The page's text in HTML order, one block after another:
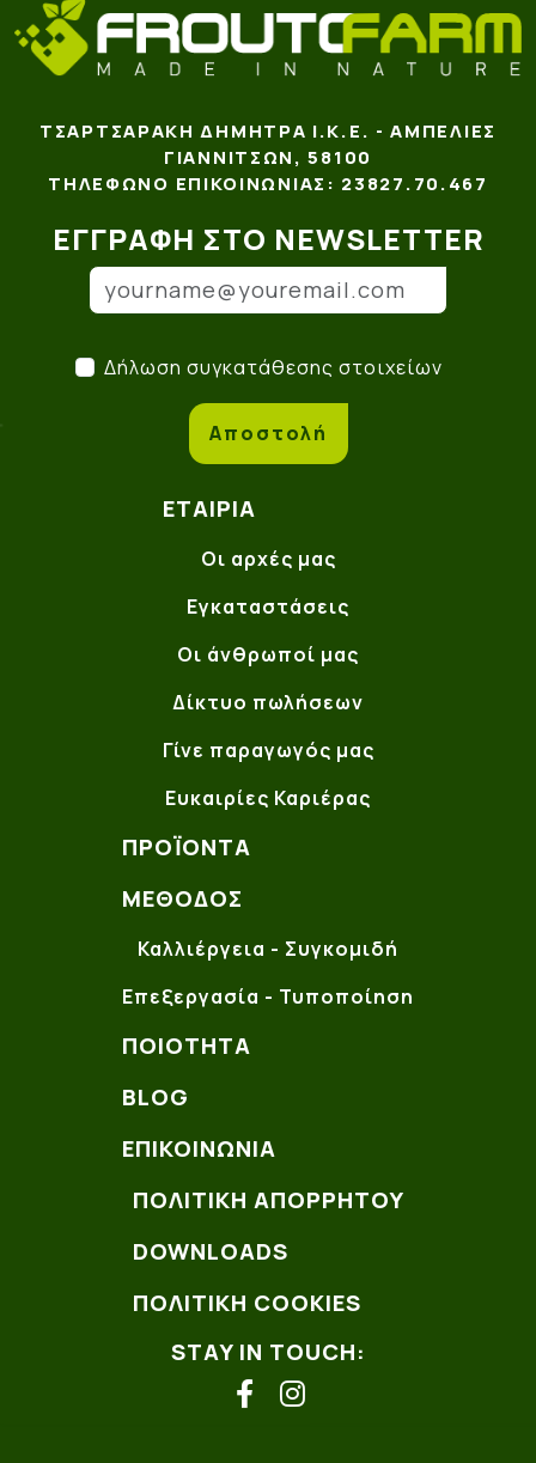
ΤΣΑΡΤΣΑΡΆΚΗ ΔΉΜΗΤΡΑ Ι.Κ.Ε. - ΑΜΠΕΛΙΈΣ
ΓΙΑΝΝΙΤΣΏΝ, 58100
ΤΗΛΈΦΩΝΟ ΕΠΙΚΟΙΝΩΝΊΑΣ: 23827.70.467
ΕΓΓΡΑΦΉ ΣΤΟ NEWSLETTER
(*)
Δήλωση συγκατάθεσης
Δήλωση συγκατάθεσης στοιχείων
Αποστολή
ΕΤΑΙΡΊΑ
Οι αρχές μας
Εγκαταστάσεις
Οι άνθρωποί μας
Δίκτυο πωλήσεων
Γίνε παραγωγός μας
Ευκαιρίες Καριέρας
ΠΡΟΪΌΝΤΑ
ΜΈΘΟΔΟΣ
Καλλιέργεια - Συγκομιδή
Επεξεργασία - Τυποποίηση
ΠΟΙΌΤΗΤΑ
BLOG
ΕΠΙΚΟΙΝΩΝΊΑ
ΠΟΛΙΤΙΚΗ ΑΠΟΡΡΗΤΟΥ
DOWNLOADS
ΠΟΛΙΤΙΚΗ COOKIES
STAY IN TOUCH:
facebook
instagram